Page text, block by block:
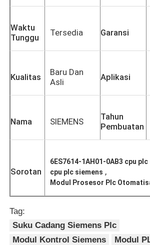
Waktu
Tunggu
Tersedia Garansi
Kualitas
Baru Dan
Asli
Aplikasi
Nama SIEMENS
Tahun
Pembuatan
Sorotan
6ES7614-1AH01-0AB3 cpu
cpu plc siemens ,
Modul Prosesor Plc
Tag:
Suku Cadang Siemens Plc
Modul Kontrol Siemens
Modul